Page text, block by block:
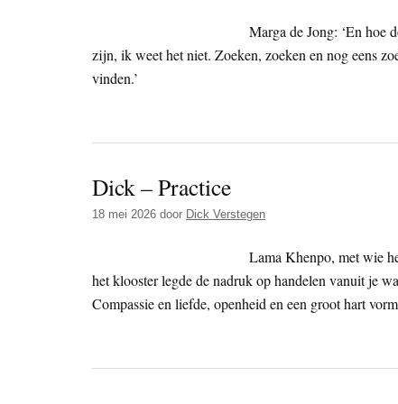
Marga de Jong: ‘En hoe
zijn, ik weet het niet. Zoeken, zoeken en nog eens
vinden.’
Dick – Practice
18 mei 2026 door Dick Verstegen
Lama Khenpo, met wie
het klooster legde de nadruk op handelen vanuit je
Compassie en liefde, openheid en een groot hart